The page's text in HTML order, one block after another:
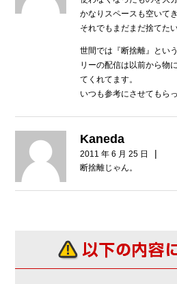
かなりスペースも空いてき
それでもまだまだ捨てた
世間では『断捨離』とい
リーの配信は以前から物
てくれてます。
いつも参考にさせてもら
Kaneda
2011 年 6 月 25 日 |
断捨離じゃん。